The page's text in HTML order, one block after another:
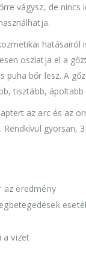
vágysz, de
oszlatja el a
puha bőr lesz. A
tisztább, ápoltabb
az arc és az
gyorsan,
az eredmény
a vizet